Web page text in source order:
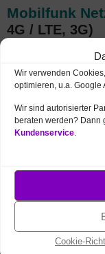
Wir verwenden
optimieren, u.a. Google
Wir sind autorisierter
beraten werden? Dann
Kundenservice.
Cookie-
Mobilfunk
4G / LTE, 3G)
Sind Sie auf der
Smartphones
Netzder
eine
Deutschland. Die
und der
bequem über die
überprüfen.
Telekom
über Ort oder